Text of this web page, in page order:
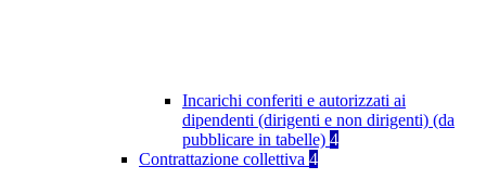
Incarichi conferiti e autorizzati ai
dipendenti (dirigenti e non dirigenti) (da
pubblicare in tabelle) 4
Contrattazione collettiva 4